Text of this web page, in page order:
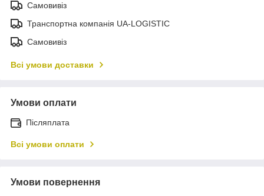
Самовивіз
Транспортна компанія UA-LOGISTIC
Самовивіз
Всі умови доставки
Умови оплати
Післяплата
Всі умови оплати
Умови повернення